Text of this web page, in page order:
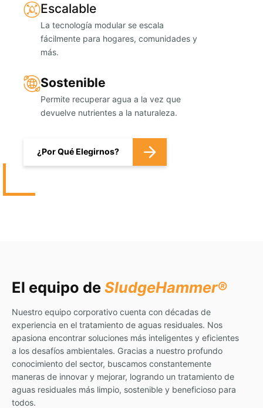
Escalable
La tecnología modular se escala
fácilmente para hogares, comunidades y
más.
Sostenible
Permite recuperar agua a la vez que
devuelve nutrientes a la naturaleza.
¿Por Qué Elegirnos?
El equipo deSludgeHammer®
Nuestro equipo corporativo cuenta con décadas de
experiencia en el tratamiento de aguas residuales. Nos
apasiona encontrar soluciones más inteligentes y eficientes
a los desafíos ambientales. Gracias a nuestro profundo
conocimiento del sector, buscamos constantemente
maneras de innovar y mejorar, logrando un tratamiento de
aguas residuales más limpio, sostenible y beneficioso para
todos.